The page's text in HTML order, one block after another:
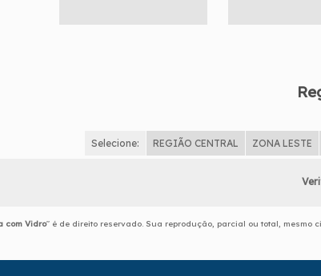
Selecione: REGIÃO CENTRAL ZONA LESTE
com Vidro" é de direito reservado. Sua reprodução, parcial ou total, mesmo